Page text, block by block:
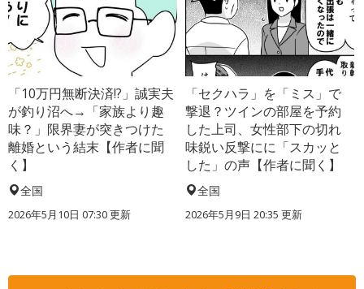
「10万円無断決済!?」誠実夫
が釣り沼へ→「家族より趣
味？」限界妻が突きつけた
離婚という結末【作者に聞
く】
全国
2026年5月10日 07:30 更新
「セクハラ」を「ミス」で
撃退？ツインの部屋を予約
した上司、女性部下の切れ
味鋭い反撃にに「スカッと
した」の声【作者に聞く】
全国
2026年5月9日 20:35 更新